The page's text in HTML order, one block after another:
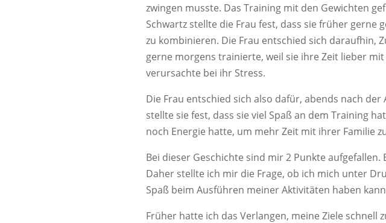
zwingen musste. Das Training mit den Gewichten
Schwartz stellte die Frau fest, dass sie früher gerne
zu kombinieren. Die Frau entschied sich daraufhin,
gerne morgens trainierte, weil sie ihre Zeit lieber
verursachte bei ihr Stress.
Die Frau entschied sich also dafür, abends nach
stellte sie fest, dass sie viel Spaß an dem Training
noch Energie hatte, um mehr Zeit mit ihrer Familie
Bei dieser Geschichte sind mir 2 Punkte
Daher stellte ich mir die Frage, ob ich mich unter
Spaß beim Ausführen meiner Aktivitäten haben
Früher hatte ich das Verlangen, meine Ziele